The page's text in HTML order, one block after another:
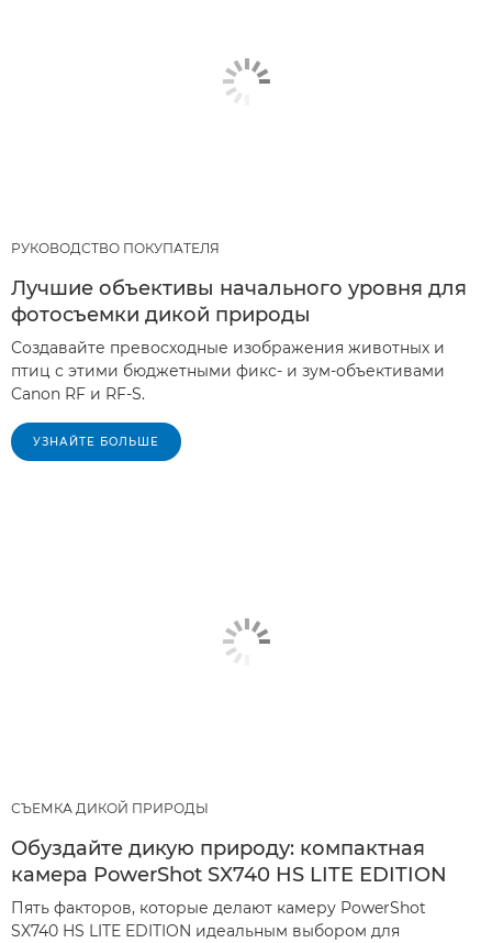
РУКОВОДСТВО ПОКУПАТЕЛЯ
Лучшие объективы начального уровня для
фотосъемки дикой природы
Создавайте превосходные изображения животных и
птиц с этими бюджетными фикс- и зум-объективами
Canon RF и RF-S.
УЗНАЙТЕ БОЛЬШЕ
СЪЕМКА ДИКОЙ ПРИРОДЫ
Обуздайте дикую природу: компактная
камера PowerShot SX740 HS LITE EDITION
Пять факторов, которые делают камеру PowerShot
SX740 HS LITE EDITION идеальным выбором для